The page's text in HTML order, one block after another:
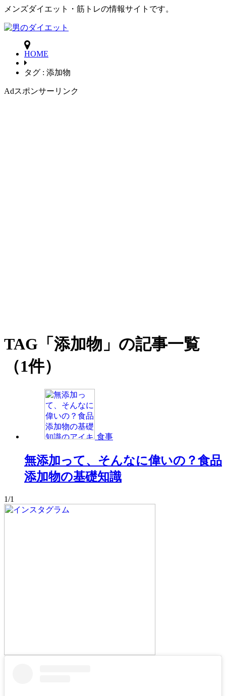
メンズダイエット・筋トレの情報サイトです。
HOME
タグ : 添加物
Adスポンサーリンク
TAG 「添加物」の記事一覧
（1件）
食事
無添加って、そんなに偉いの？食品
添加物の基礎知識
1/1